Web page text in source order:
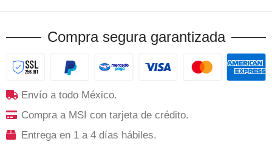
Compra segura garantizada
Envío a todo México.
Compra a MSI con tarjeta de crédito.
Entrega en 1 a 4 días hábiles.